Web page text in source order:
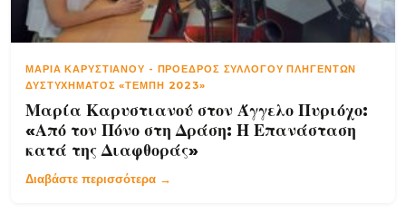
ΜΑΡΊΑ ΚΑΡΥΣΤΙΑΝΟΎ - ΠΡΌΕΔΡΟΣ ΣΥΛΛΌΓΟΥ ΠΛΗΓΈΝΤΩΝ
ΔΥΣΤΥΧΉΜΑΤΟΣ «ΤΈΜΠΗ 2023»
Μαρία Καρυστιανού στον Άγγελο Πυριόχο:
«Από τον Πόνο στη Δράση: Η Επανάσταση
κατά της Διαφθοράς»
Διαβάστε περισσότερα →